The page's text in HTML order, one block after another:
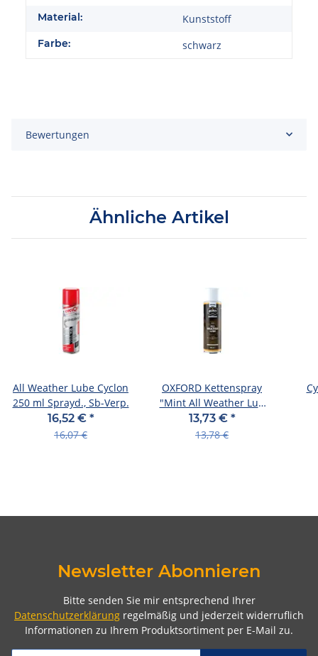
Material: Kunststoff
Farbe: schwarz
Bewertungen
Ähnliche Artikel
All Weather Lube Cyclon
250 ml Sprayd., Sb-Verp.
16,52 € *
16,07 €
OXFORD Kettenspray
"Mint All Weather Lub
500 ml Spraydose
13,73 € *
13,78 €
Newsletter Abonnieren
Bitte senden Sie mir entsprechend Ihrer
Datenschutzerklärung regelmäßig und jederzeit widerruflich
Informationen zu Ihrem Produktsortiment per E-Mail zu.